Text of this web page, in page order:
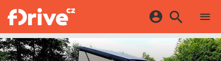
TESTY
KATALOG
ELEKTROMOBILY
HYBRIDY
Přihlášení a registrace pomocí: